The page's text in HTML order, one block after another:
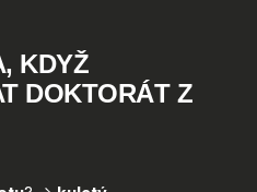
KDYŽ
DOKTORÁT Z